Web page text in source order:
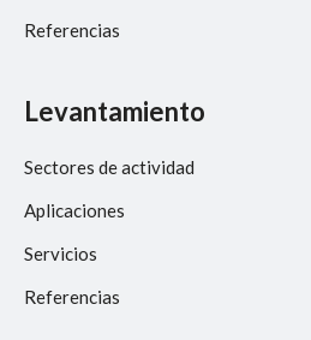
Referencias
Levantamiento
Sectores de actividad
Aplicaciones
Servicios
Referencias